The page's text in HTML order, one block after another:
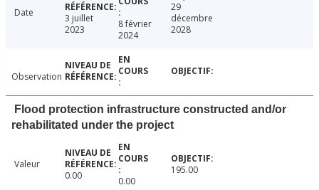
Date
3 juillet
2023
8 février
2024
29
décembre
2028
Observation
Flood protection infrastructure constructed and/or
rehabilitated under the project
Valeur
0.00
0.00
195.00